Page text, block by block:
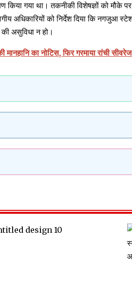
किया गया था। तकनीकी विशेषज्ञों को मौके
अधिकारियों को निर्देश दिया कि नगजुआ
असुविधा न हो।
का नोटिस, फिर गरमाया रांची सीवरेज